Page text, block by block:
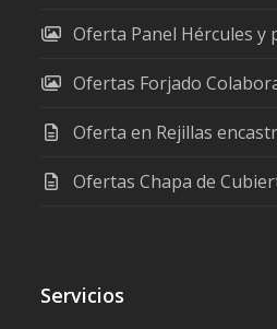
Oferta Panel Hércules y
Ofertas Forjado
Oferta en Rejillas
Ofertas Chapa de
Servicios